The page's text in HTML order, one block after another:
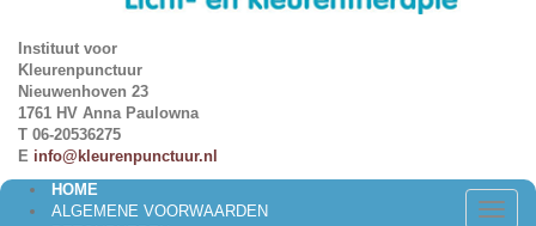
Instituut voor
Kleurenpunctuur
Nieuwenhoven 23
1761 HV Anna Paulowna
T 06-20536275
E info@kleurenpunctuur.nl
Toggle
HOME
ALGEMENE VOORWAARDEN